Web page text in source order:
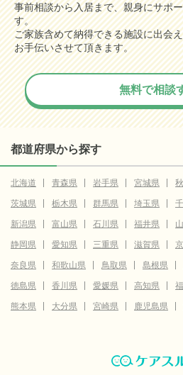
事前相談から入居まで、親身にサポ
す。
ご家族含めて納得できる施設に出会
お手伝いさせて頂きます。
無料で相談
都道府県から探す
北海道 青森県 岩手県 宮城県
茨城県
栃木県 群馬県 埼玉県
新潟県
富山県 石川県 福井県
静岡県
愛知県 三重県 滋賀県
奈良県
和歌山県 鳥取県 島根県
徳島県
香川県 愛媛県 高知県
熊本県
大分県 宮崎県 鹿児島県